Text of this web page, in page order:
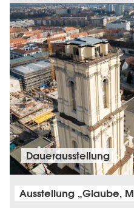
Dauer­aus­stel­lung
Ausstellung „Glaube,